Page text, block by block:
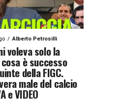
Alberto Petrosilli
voleva solo la
è successo
della FIGC.
male del calcio
e VIDEO